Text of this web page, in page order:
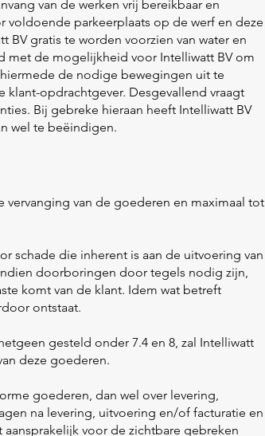
van de werken vrij bereikbaar en
parkeerplaats op de werf en deze
gratis te worden voorzien van water en
de mogelijkheid voor Intelliwatt BV om
de nodige bewegingen uit te
klant-opdrachtgever. Desgevallend vraagt
Bij gebreke hieraan heeft Intelliwatt BV
wel te beëindigen.
vervanging van de goederen en maximaal tot
schade die inherent is aan de uitvoering van
doorboringen door tegels nodig zijn,
komt van de klant. Idem wat betreft
ontstaat.
gesteld onder 7.4 en 8, zal Intelliwatt
deze goederen.
goederen, dan wel over levering,
na levering, uitvoering en/of facturatie en
voor de zichtbare gebreken